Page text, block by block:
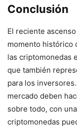
Conclusión
El reciente
momento histórico
las criptomonedas
que también
para los
mercado deben
sobre todo, con
criptomonedas